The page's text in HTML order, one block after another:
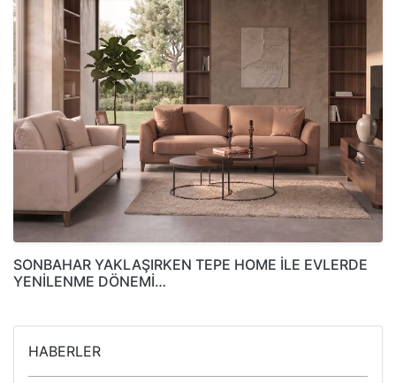
SONBAHAR YAKLAŞIRKEN TEPE HOME İLE EVLERDE
YENİLENME DÖNEMİ…
HABERLER